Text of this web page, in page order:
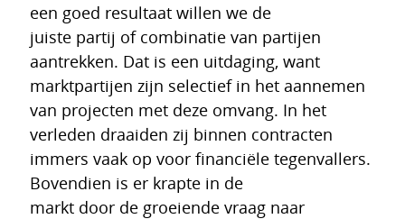
een goed resultaat willen we de
juiste partij of combinatie van partijen
aantrekken. Dat is een uitdaging, want
marktpartijen zijn selectief in het aannemen
van projecten met deze omvang. In het
verleden draaiden zij binnen contracten
immers vaak op voor financiële tegenvallers.
Bovendien is er krapte in de
markt door de groeiende vraag naar